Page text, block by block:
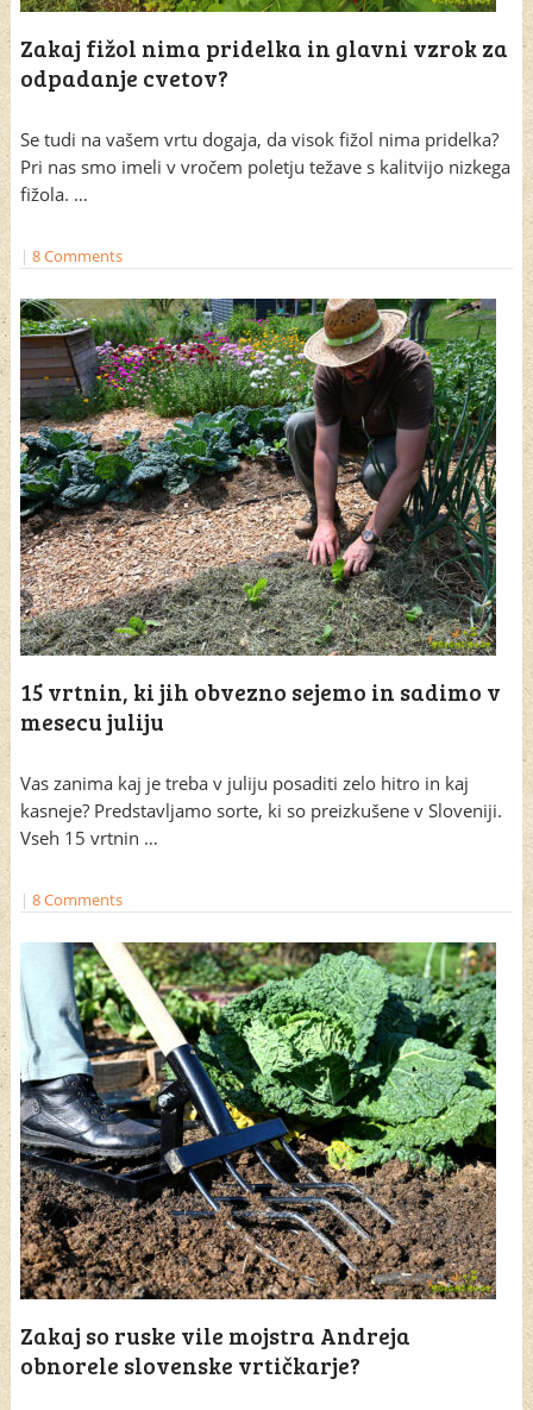
Zakaj fižol nima pridelka in glavni vzrok za
odpadanje cvetov?
Se tudi na vašem vrtu dogaja, da visok fižol nima pridelka?
Pri nas smo imeli v vročem poletju težave s kalitvijo nizkega
fižola. …
| 8 Comments
15 vrtnin, ki jih obvezno sejemo in sadimo v
mesecu juliju
Vas zanima kaj je treba v juliju posaditi zelo hitro in kaj
kasneje? Predstavljamo sorte, ki so preizkušene v Sloveniji.
Vseh 15 vrtnin …
| 8 Comments
Zakaj so ruske vile mojstra Andreja
obnorele slovenske vrtičkarje?